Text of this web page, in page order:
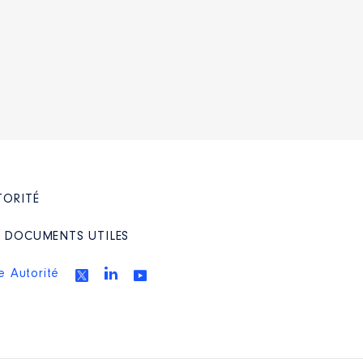
DOCUMENTS UTILES
Autorité